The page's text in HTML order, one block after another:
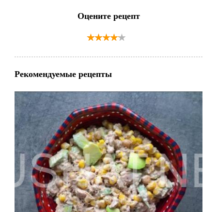
Оцените рецепт
Рекомендуемые рецепты